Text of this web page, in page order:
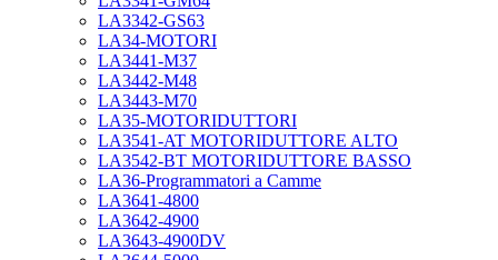
LA3342-GS63
LA34-MOTORI
LA3441-M37
LA3442-M48
LA3443-M70
LA35-MOTORIDUTTORI
LA3541-AT MOTORIDUTTORE ALTO
LA3542-BT MOTORIDUTTORE BASSO
LA36-Programmatori a Camme
LA3641-4800
LA3642-4900
LA3643-4900DV